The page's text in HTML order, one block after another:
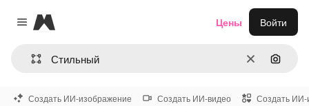
Close menu
Magnific
ОчиститьПоиск
Цены Войти
Создать ИИ-изображение Создать ИИ-видео Создать ИИ-